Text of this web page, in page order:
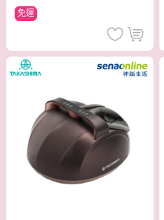
免運